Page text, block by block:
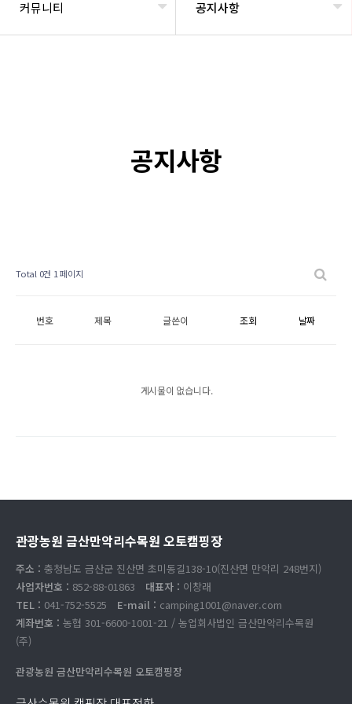
커뮤니티 공지사항
공지사항
Total 0건 1 페이지
번호 제목 글쓴이 조회 날짜
게시물이 없습니다.
관광농원 금산만악리수목원 오토캠핑장
주소 : 충청남도 금산군 진산면 초미동길138-10(진산면 만악리 248번지)
사업자번호 : 852-88-01863 대표자 : 이창래
TEL : 041-752-5525 E-mail : camping1001@naver.com
계좌번호 : 농협 301-6600-1001-21 / 농업회사법인 금산만악리수목원
(주)
관광농원 금산만악리수목원 오토캠핑장